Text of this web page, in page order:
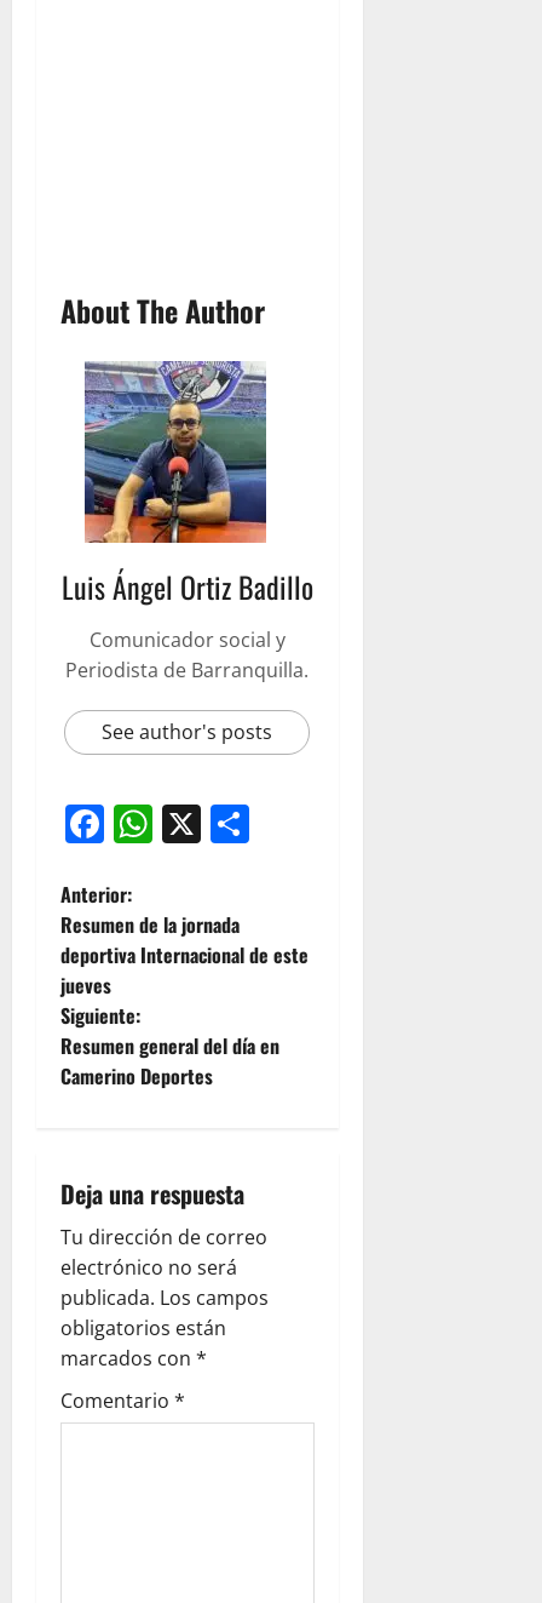
About The Author
Luis Ángel Ortiz Badillo
Comunicador social y
Periodista de Barranquilla.
See author's posts
Facebook
WhatsApp
X
Anterior:
Resumen de la jornada
deportiva Internacional de este
jueves
Siguiente:
Resumen general del día en
Camerino Deportes
Deja una respuesta
Tu dirección de correo
electrónico no será
publicada. Los campos
obligatorios están
marcados con *
Comentario *